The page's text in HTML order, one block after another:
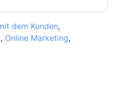
dem Kunden,
, Online Marketing,